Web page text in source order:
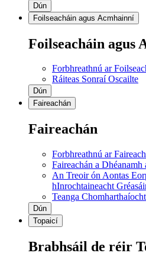
Dún
Foilseacháin agus Acmhainní
Foilseacháin agus
Forbhreathnú ar
Ráiteas Sonraí Oscailte
Dún
Faireachán
Faireachán
Forbhreathnú ar
Faireachán a
An Treoir ón Aontas
hInrochtaineacht
Teanga
Dún
Topaicí
Brabhsáil de réir